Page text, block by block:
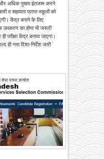
और अधिक पुख्ता इंतजाम करने
व सहायता प्राप्त स्कूलों को
केंद्र बनाने के लिए
उपकरण का होना भी जरूरी
परीक्षा केंद्र बनाया जाएगा।
नया दिशा-निर्देश जारी